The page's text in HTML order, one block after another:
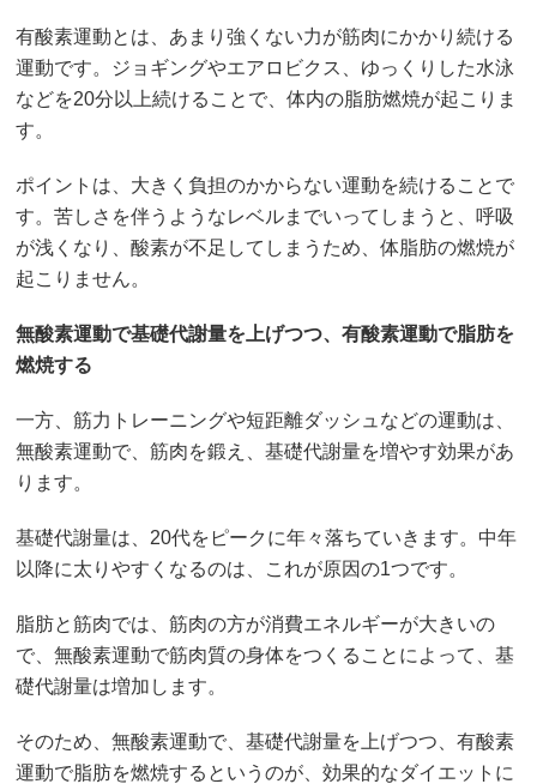
有酸素運動とは、あまり強くない力が筋肉にかかり続ける
運動です。ジョギングやエアロビクス、ゆっくりした水泳
などを20分以上続けることで、体内の脂肪燃焼が起こりま
す。
ポイントは、大きく負担のかからない運動を続けることで
す。苦しさを伴うようなレベルまでいってしまうと、呼吸
が浅くなり、酸素が不足してしまうため、体脂肪の燃焼が
起こりません。
無酸素運動で基礎代謝量を上げつつ、有酸素運動で脂肪を
燃焼する
一方、筋力トレーニングや短距離ダッシュなどの運動は、
無酸素運動で、筋肉を鍛え、基礎代謝量を増やす効果があ
ります。
基礎代謝量は、20代をピークに年々落ちていきます。中年
以降に太りやすくなるのは、これが原因の1つです。
脂肪と筋肉では、筋肉の方が消費エネルギーが大きいの
で、無酸素運動で筋肉質の身体をつくることによって、基
礎代謝量は増加します。
そのため、無酸素運動で、基礎代謝量を上げつつ、有酸素
運動で脂肪を燃焼するというのが、効果的なダイエットに